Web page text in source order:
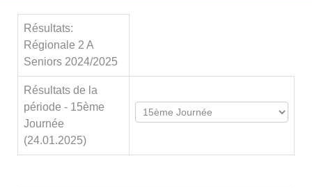
Résultats:
Régionale 2 A
Seniors 2024/2025
Résultats de la
période - 15ème
Journée
(24.01.2025)